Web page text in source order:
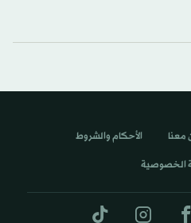
معنا الأحكام والشروط
الخصوصية